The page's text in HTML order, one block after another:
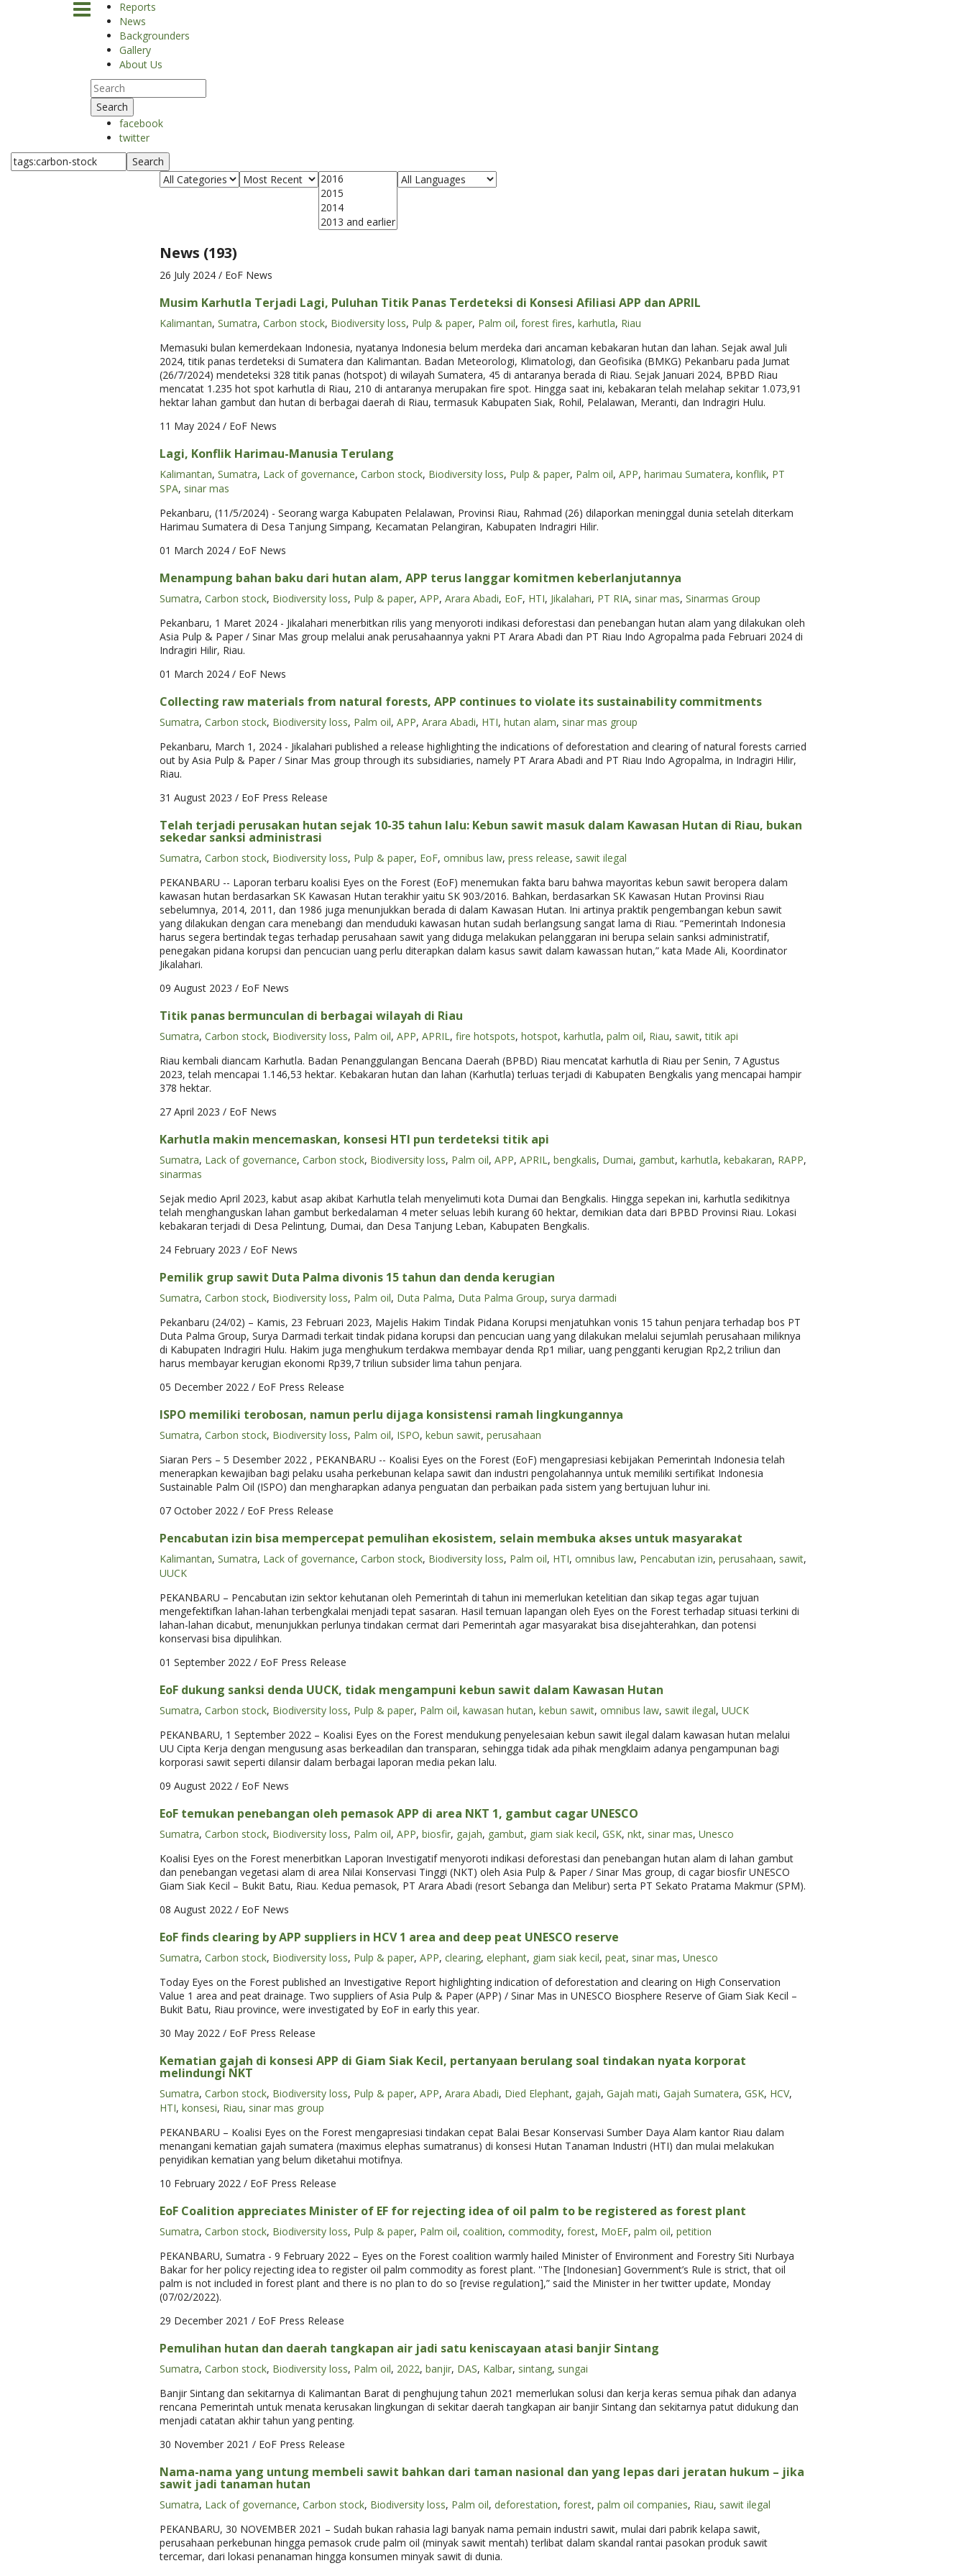
Reports
News
Backgrounders
Gallery
About Us
Search
facebook
twitter
Search
News (193)
26 July 2024 / EoF News
Musim Karhutla Terjadi Lagi, Puluhan Titik Panas Terdeteksi di Konsesi Afiliasi APP dan APRIL
Kalimantan, Sumatra, Carbon stock, Biodiversity loss, Pulp & paper, Palm oil, forest fires, karhutla, Riau
Memasuki bulan kemerdekaan Indonesia, nyatanya Indonesia belum merdeka dari ancaman kebakaran hutan dan lahan. Sejak awal Juli
2024, titik panas terdeteksi di Sumatera dan Kalimantan. Badan Meteorologi, Klimatologi, dan Geofisika (BMKG) Pekanbaru pada Jumat
(26/7/2024) mendeteksi 328 titik panas (hotspot) di wilayah Sumatera, 45 di antaranya berada di Riau. Sejak Januari 2024, BPBD Riau
mencatat 1.235 hot spot karhutla di Riau, 210 di antaranya merupakan fire spot. Hingga saat ini, kebakaran telah melahap sekitar 1.073,91
hektar lahan gambut dan hutan di berbagai daerah di Riau, termasuk Kabupaten Siak, Rohil, Pelalawan, Meranti, dan Indragiri Hulu.
11 May 2024 / EoF News
Lagi, Konflik Harimau-Manusia Terulang
Kalimantan, Sumatra, Lack of governance, Carbon stock, Biodiversity loss, Pulp & paper, Palm oil, APP, harimau Sumatera, konflik, PT
SPA, sinar mas
Pekanbaru, (11/5/2024) - Seorang warga Kabupaten Pelalawan, Provinsi Riau, Rahmad (26) dilaporkan meninggal dunia setelah diterkam
Harimau Sumatera di Desa Tanjung Simpang, Kecamatan Pelangiran, Kabupaten Indragiri Hilir.
01 March 2024 / EoF News
Menampung bahan baku dari hutan alam, APP terus langgar komitmen keberlanjutannya
Sumatra, Carbon stock, Biodiversity loss, Pulp & paper, APP, Arara Abadi, EoF, HTI, Jikalahari, PT RIA, sinar mas, Sinarmas Group
Pekanbaru, 1 Maret 2024 - Jikalahari menerbitkan rilis yang menyoroti indikasi deforestasi dan penebangan hutan alam yang dilakukan oleh
Asia Pulp & Paper / Sinar Mas group melalui anak perusahaannya yakni PT Arara Abadi dan PT Riau Indo Agropalma pada Februari 2024 di
Indragiri Hilir, Riau.
01 March 2024 / EoF News
Collecting raw materials from natural forests, APP continues to violate its sustainability commitments
Sumatra, Carbon stock, Biodiversity loss, Palm oil, APP, Arara Abadi, HTI, hutan alam, sinar mas group
Pekanbaru, March 1, 2024 - Jikalahari published a release highlighting the indications of deforestation and clearing of natural forests carried
out by Asia Pulp & Paper / Sinar Mas group through its subsidiaries, namely PT Arara Abadi and PT Riau Indo Agropalma, in Indragiri Hilir,
Riau.
31 August 2023 / EoF Press Release
Telah terjadi perusakan hutan sejak 10-35 tahun lalu: Kebun sawit masuk dalam Kawasan Hutan di Riau, bukan
sekedar sanksi administrasi
Sumatra, Carbon stock, Biodiversity loss, Pulp & paper, EoF, omnibus law, press release, sawit ilegal
PEKANBARU -- Laporan terbaru koalisi Eyes on the Forest (EoF) menemukan fakta baru bahwa mayoritas kebun sawit beropera dalam
kawasan hutan berdasarkan SK Kawasan Hutan terakhir yaitu SK 903/2016. Bahkan, berdasarkan SK Kawasan Hutan Provinsi Riau
sebelumnya, 2014, 2011, dan 1986 juga menunjukkan berada di dalam Kawasan Hutan. Ini artinya praktik pengembangan kebun sawit
yang dilakukan dengan cara menebangi dan menduduki kawasan hutan sudah berlangsung sangat lama di Riau. “Pemerintah Indonesia
harus segera bertindak tegas terhadap perusahaan sawit yang diduga melakukan pelanggaran ini berupa selain sanksi administratif,
penegakan pidana korupsi dan pencucian uang perlu diterapkan dalam kasus sawit dalam kawassan hutan,” kata Made Ali, Koordinator
Jikalahari.
09 August 2023 / EoF News
Titik panas bermunculan di berbagai wilayah di Riau
Sumatra, Carbon stock, Biodiversity loss, Palm oil, APP, APRIL, fire hotspots, hotspot, karhutla, palm oil, Riau, sawit, titik api
Riau kembali diancam Karhutla. Badan Penanggulangan Bencana Daerah (BPBD) Riau mencatat karhutla di Riau per Senin, 7 Agustus
2023, telah mencapai 1.146,53 hektar. Kebakaran hutan dan lahan (Karhutla) terluas terjadi di Kabupaten Bengkalis yang mencapai hampir
378 hektar.
27 April 2023 / EoF News
Karhutla makin mencemaskan, konsesi HTI pun terdeteksi titik api
Sumatra, Lack of governance, Carbon stock, Biodiversity loss, Palm oil, APP, APRIL, bengkalis, Dumai, gambut, karhutla, kebakaran, RAPP,
sinarmas
Sejak medio April 2023, kabut asap akibat Karhutla telah menyelimuti kota Dumai dan Bengkalis. Hingga sepekan ini, karhutla sedikitnya
telah menghanguskan lahan gambut berkedalaman 4 meter seluas lebih kurang 60 hektar, demikian data dari BPBD Provinsi Riau. Lokasi
kebakaran terjadi di Desa Pelintung, Dumai, dan Desa Tanjung Leban, Kabupaten Bengkalis.
24 February 2023 / EoF News
Pemilik grup sawit Duta Palma divonis 15 tahun dan denda kerugian
Sumatra, Carbon stock, Biodiversity loss, Palm oil, Duta Palma, Duta Palma Group, surya darmadi
Pekanbaru (24/02) – Kamis, 23 Februari 2023, Majelis Hakim Tindak Pidana Korupsi menjatuhkan vonis 15 tahun penjara terhadap bos PT
Duta Palma Group, Surya Darmadi terkait tindak pidana korupsi dan pencucian uang yang dilakukan melalui sejumlah perusahaan miliknya
di Kabupaten Indragiri Hulu. Hakim juga menghukum terdakwa membayar denda Rp1 miliar, uang pengganti kerugian Rp2,2 triliun dan
harus membayar kerugian ekonomi Rp39,7 triliun subsider lima tahun penjara.
05 December 2022 / EoF Press Release
ISPO memiliki terobosan, namun perlu dijaga konsistensi ramah lingkungannya
Sumatra, Carbon stock, Biodiversity loss, Palm oil, ISPO, kebun sawit, perusahaan
Siaran Pers – 5 Desember 2022 , PEKANBARU -- Koalisi Eyes on the Forest (EoF) mengapresiasi kebijakan Pemerintah Indonesia telah
menerapkan kewajiban bagi pelaku usaha perkebunan kelapa sawit dan industri pengolahannya untuk memiliki sertifikat Indonesia
Sustainable Palm Oil (ISPO) dan mengharapkan adanya penguatan dan perbaikan pada sistem yang bertujuan luhur ini.
07 October 2022 / EoF Press Release
Pencabutan izin bisa mempercepat pemulihan ekosistem, selain membuka akses untuk masyarakat
Kalimantan, Sumatra, Lack of governance, Carbon stock, Biodiversity loss, Palm oil, HTI, omnibus law, Pencabutan izin, perusahaan, sawit,
UUCK
PEKANBARU – Pencabutan izin sektor kehutanan oleh Pemerintah di tahun ini memerlukan ketelitian dan sikap tegas agar tujuan
mengefektifkan lahan-lahan terbengkalai menjadi tepat sasaran. Hasil temuan lapangan oleh Eyes on the Forest terhadap situasi terkini di
lahan-lahan dicabut, menunjukkan perlunya tindakan cermat dari Pemerintah agar masyarakat bisa disejahterahkan, dan potensi
konservasi bisa dipulihkan.
01 September 2022 / EoF Press Release
EoF dukung sanksi denda UUCK, tidak mengampuni kebun sawit dalam Kawasan Hutan
Sumatra, Carbon stock, Biodiversity loss, Pulp & paper, Palm oil, kawasan hutan, kebun sawit, omnibus law, sawit ilegal, UUCK
PEKANBARU, 1 September 2022 – Koalisi Eyes on the Forest mendukung penyelesaian kebun sawit ilegal dalam kawasan hutan melalui
UU Cipta Kerja dengan mengusung asas berkeadilan dan transparan, sehingga tidak ada pihak mengklaim adanya pengampunan bagi
korporasi sawit seperti dilansir dalam berbagai laporan media pekan lalu.
09 August 2022 / EoF News
EoF temukan penebangan oleh pemasok APP di area NKT 1, gambut cagar UNESCO
Sumatra, Carbon stock, Biodiversity loss, Palm oil, APP, biosfir, gajah, gambut, giam siak kecil, GSK, nkt, sinar mas, Unesco
Koalisi Eyes on the Forest menerbitkan Laporan Investigatif menyoroti indikasi deforestasi dan penebangan hutan alam di lahan gambut
dan penebangan vegetasi alam di area Nilai Konservasi Tinggi (NKT) oleh Asia Pulp & Paper / Sinar Mas group, di cagar biosfir UNESCO
Giam Siak Kecil – Bukit Batu, Riau. Kedua pemasok, PT Arara Abadi (resort Sebanga dan Melibur) serta PT Sekato Pratama Makmur (SPM).
08 August 2022 / EoF News
EoF finds clearing by APP suppliers in HCV 1 area and deep peat UNESCO reserve
Sumatra, Carbon stock, Biodiversity loss, Pulp & paper, APP, clearing, elephant, giam siak kecil, peat, sinar mas, Unesco
Today Eyes on the Forest published an Investigative Report highlighting indication of deforestation and clearing on High Conservation
Value 1 area and peat drainage. Two suppliers of Asia Pulp & Paper (APP) / Sinar Mas in UNESCO Biosphere Reserve of Giam Siak Kecil –
Bukit Batu, Riau province, were investigated by EoF in early this year.
30 May 2022 / EoF Press Release
Kematian gajah di konsesi APP di Giam Siak Kecil, pertanyaan berulang soal tindakan nyata korporat
melindungi NKT
Sumatra, Carbon stock, Biodiversity loss, Pulp & paper, APP, Arara Abadi, Died Elephant, gajah, Gajah mati, Gajah Sumatera, GSK, HCV,
HTI, konsesi, Riau, sinar mas group
PEKANBARU – Koalisi Eyes on the Forest mengapresiasi tindakan cepat Balai Besar Konservasi Sumber Daya Alam kantor Riau dalam
menangani kematian gajah sumatera (maximus elephas sumatranus) di konsesi Hutan Tanaman Industri (HTI) dan mulai melakukan
penyidikan kematian yang belum diketahui motifnya.
10 February 2022 / EoF Press Release
EoF Coalition appreciates Minister of EF for rejecting idea of oil palm to be registered as forest plant
Sumatra, Carbon stock, Biodiversity loss, Pulp & paper, Palm oil, coalition, commodity, forest, MoEF, palm oil, petition
PEKANBARU, Sumatra - 9 February 2022 – Eyes on the Forest coalition warmly hailed Minister of Environment and Forestry Siti Nurbaya
Bakar for her policy rejecting idea to register oil palm commodity as forest plant. ''The [Indonesian] Government’s Rule is strict, that oil
palm is not included in forest plant and there is no plan to do so [revise regulation],” said the Minister in her twitter update, Monday
(07/02/2022).
29 December 2021 / EoF Press Release
Pemulihan hutan dan daerah tangkapan air jadi satu keniscayaan atasi banjir Sintang
Sumatra, Carbon stock, Biodiversity loss, Palm oil, 2022, banjir, DAS, Kalbar, sintang, sungai
Banjir Sintang dan sekitarnya di Kalimantan Barat di penghujung tahun 2021 memerlukan solusi dan kerja keras semua pihak dan adanya
rencana Pemerintah untuk menata kerusakan lingkungan di sekitar daerah tangkapan air banjir Sintang dan sekitarnya patut didukung dan
menjadi catatan akhir tahun yang penting.
30 November 2021 / EoF Press Release
Nama-nama yang untung membeli sawit bahkan dari taman nasional dan yang lepas dari jeratan hukum – jika
sawit jadi tanaman hutan
Sumatra, Lack of governance, Carbon stock, Biodiversity loss, Palm oil, deforestation, forest, palm oil companies, Riau, sawit ilegal
PEKANBARU, 30 NOVEMBER 2021 – Sudah bukan rahasia lagi banyak nama pemain industri sawit, mulai dari pabrik kelapa sawit,
perusahaan perkebunan hingga pemasok crude palm oil (minyak sawit mentah) terlibat dalam skandal rantai pasokan produk sawit
tercemar, dari lokasi penanaman hingga konsumen minyak sawit di dunia.